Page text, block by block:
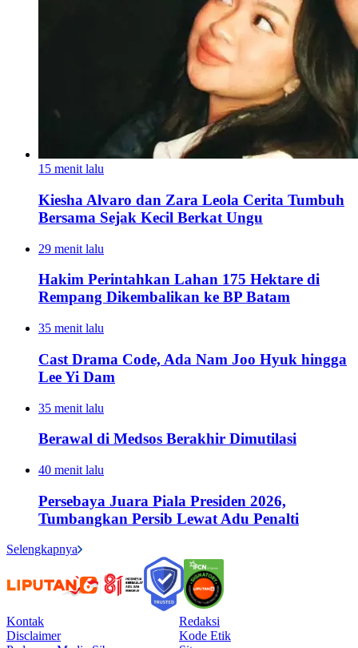
15 menit lalu
Kiesha Alvaro dan Zara Leola Cerita Tumbuh
Bersama Sejak Kecil Berkat Ungu
29 menit lalu
Hakim Perintahkan Lahan 175 Hektare di
Rempang Dikembalikan ke BP Batam
35 menit lalu
Cast Drama Code, Ada Nam Joo Hyuk hingga
Lee Yi Dam
35 menit lalu
Berawal di Medsos Berakhir Dimutilasi
40 menit lalu
Persebaya Juara Piala Presiden 2026,
Tumbangkan Persib Lewat Adu Penalti
Selengkapnya
Kontak
Redaksi
Disclaimer
Kode Etik